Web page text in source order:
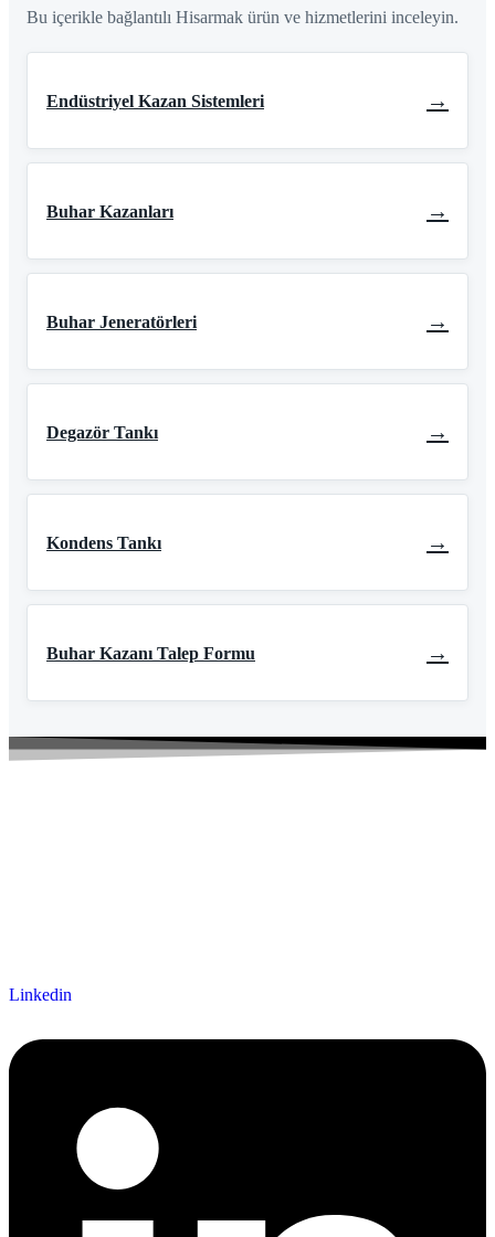
Bu içerikle bağlantılı Hisarmak ürün ve hizmetlerini inceleyin.
Endüstriyel Kazan Sistemleri →
Buhar Kazanları →
Buhar Jeneratörleri →
Degazör Tankı →
Kondens Tankı →
Buhar Kazanı Talep Formu →
Linkedin